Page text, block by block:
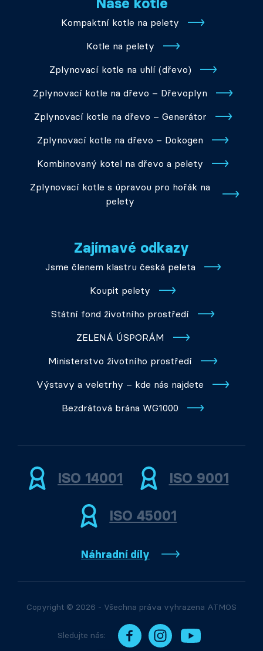
Kompaktní kotle na pelety
Kotle na pelety
Zplynovací kotle na uhlí (dřevo)
Zplynovací kotle na dřevo – Dřevoplyn
Zplynovací kotle na dřevo – Generátor
Zplynovací kotle na dřevo – Dokogen
Kombinovaný kotel na dřevo a pelety
Zplynovací kotle s úpravou pro hořák na
pelety
Zajímavé odkazy
Jsme členem klastru česká peleta
Koupit pelety
Státní fond životního prostředí
ZELENÁ ÚSPORÁM
Ministerstvo životního prostředí
Výstavy a veletrhy – kde nás najdete
Bezdrátová brána WG1000
ISO 14001 ISO 9001
ISO 45001
Náhradní díly
Copyright © 2026 - Všechna práva vyhrazena ATMOS
Sledujte nás: